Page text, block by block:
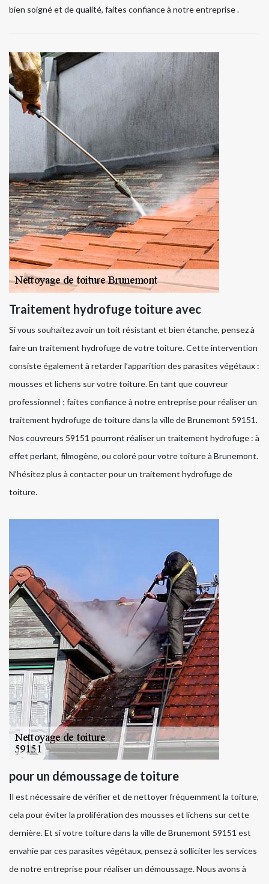
bien soigné et de qualité, faites confiance à notre entreprise .
Traitement hydrofuge toiture avec
Si vous souhaitez avoir un toit résistant et bien étanche, pensez à
faire un traitement hydrofuge de votre toiture. Cette intervention
consiste également à retarder l’apparition des parasites végétaux :
mousses et lichens sur votre toiture. En tant que couvreur
professionnel ; faites confiance à notre entreprise pour réaliser un
traitement hydrofuge de toiture dans la ville de Brunemont 59151.
Nos couvreurs 59151 pourront réaliser un traitement hydrofuge : à
effet perlant, filmogène, ou coloré pour votre toiture à Brunemont.
N’hésitez plus à contacter pour un traitement hydrofuge de
toiture.
pour un démoussage de toiture
Il est nécessaire de vérifier et de nettoyer fréquemment la toiture,
cela pour éviter la prolifération des mousses et lichens sur cette
dernière. Et si votre toiture dans la ville de Brunemont 59151 est
envahie par ces parasites végétaux, pensez à solliciter les services
de notre entreprise pour réaliser un démoussage. Nous avons à